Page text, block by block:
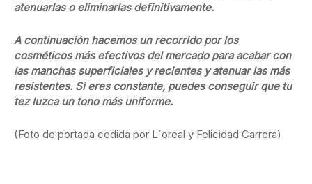
atenuarlas o eliminarlas definitivamente.
A continuación hacemos un recorrido por los
cosméticos más efectivos del mercado para acabar con
las manchas superficiales y recientes y atenuar las más
resistentes. Si eres constante, puedes conseguir que tu
tez luzca un tono más uniforme.
(Foto de portada cedida por L´oreal y Felicidad Carrera)